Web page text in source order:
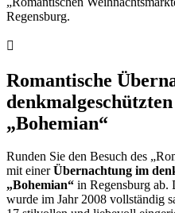
Regensburg.
Romantische
„Bohemian“
Runden Sie den Besuch des
mit einerÜbernachtung im
„Bohemian“ in Regensburg ab.
wurde im Jahr 2008 vollständig